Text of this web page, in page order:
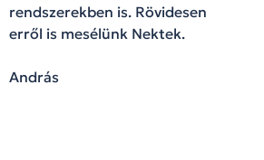
rendszerekben is. Rövidesen
erről is mesélünk Nektek.
András